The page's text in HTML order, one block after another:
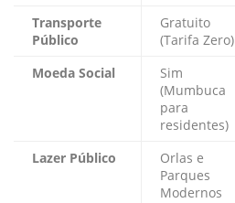
Transporte
Público
Gratuito
(Tarifa Zero)
Moeda Social
Sim
(Mumbuca
para
residentes)
Lazer Público
Orlas e
Parques
Modernos